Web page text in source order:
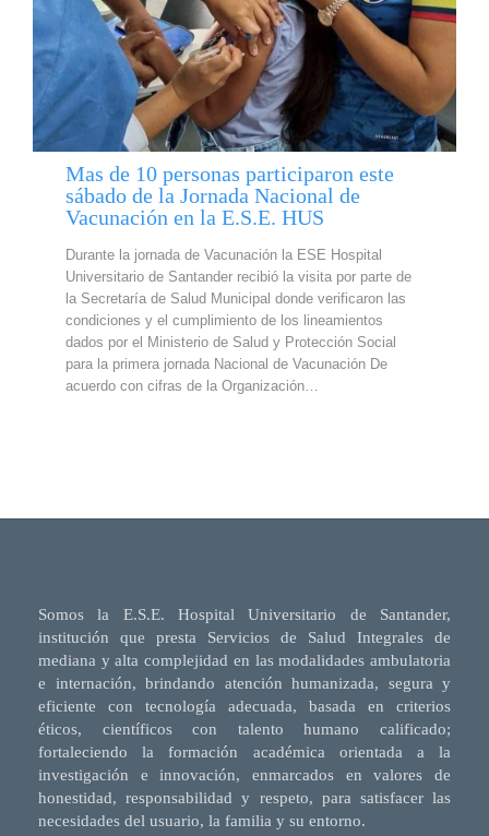
Mas de 10 personas participaron este
sábado de la Jornada Nacional de
Vacunación en la E.S.E. HUS
Durante la jornada de Vacunación la ESE Hospital
Universitario de Santander recibió la visita por parte de
la Secretaría de Salud Municipal donde verificaron las
condiciones y el cumplimiento de los lineamientos
dados por el Ministerio de Salud y Protección Social
para la primera jornada Nacional de Vacunación De
acuerdo con cifras de la Organización…
Somos la E.S.E. Hospital Universitario de Santander,
institución que presta Servicios de Salud Integrales de
mediana y alta complejidad en las modalidades ambulatoria
e internación, brindando atención humanizada, segura y
eficiente con tecnología adecuada, basada en criterios
éticos, científicos con talento humano calificado;
fortaleciendo la formación académica orientada a la
investigación e innovación, enmarcados en valores de
honestidad, responsabilidad y respeto, para satisfacer las
necesidades del usuario, la familia y su entorno.